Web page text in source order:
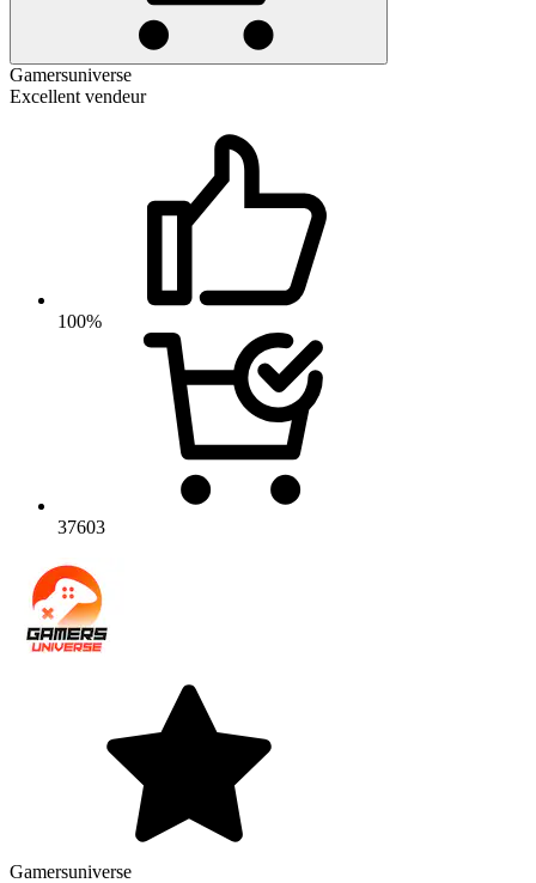
Gamersuniverse
Excellent vendeur
100%
37603
Gamersuniverse